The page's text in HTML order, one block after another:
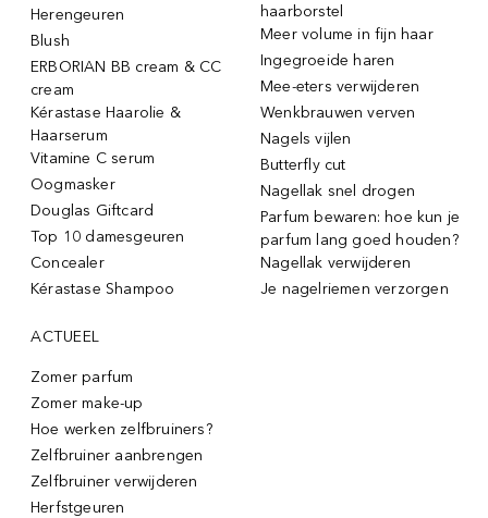
Herengeuren
Blush
ERBORIAN BB cream & CC
cream
Kérastase Haarolie &
Haarserum
Vitamine C serum
Oogmasker
Douglas Giftcard
Top 10 damesgeuren
Concealer
Kérastase Shampoo
haarborstel
Meer volume in fijn haar
Ingegroeide haren
Mee-eters verwijderen
Wenkbrauwen verven
Nagels vijlen
Butterfly cut
Nagellak snel drogen
Parfum bewaren: hoe kun je
parfum lang goed houden?
Nagellak verwijderen
Je nagelriemen verzorgen
ACTUEEL
Zomer parfum
Zomer make-up
Hoe werken zelfbruiners?
Zelfbruiner aanbrengen
Zelfbruiner verwijderen
Herfstgeuren